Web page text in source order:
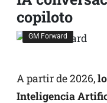
copiloto
GM Forward
A partir de 2026,
Inteligencia